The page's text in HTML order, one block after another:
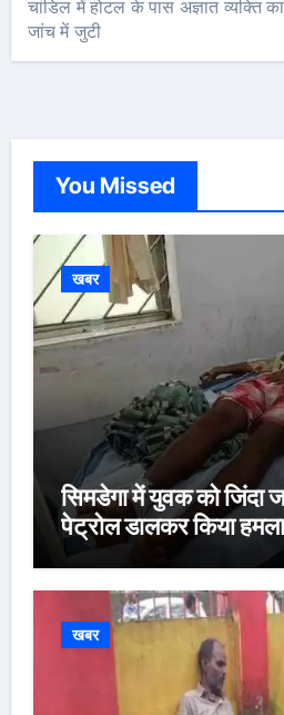
चांडिल में होटल के पास अज्ञात व्यक्ति
जांच में जुटी
You Missed
खबर
सिमडेगा में युवक को जिंदा
पेट्रोल डालकर किया
खबर